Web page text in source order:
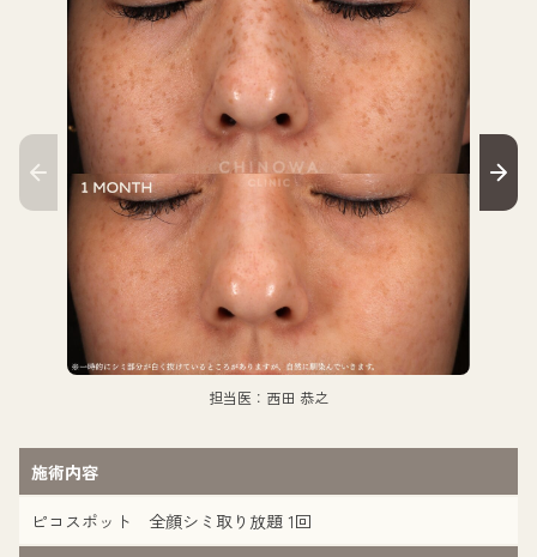
担当医：西田 恭之
施術内容
ピコスポット 全顔シミ取り放題 1回